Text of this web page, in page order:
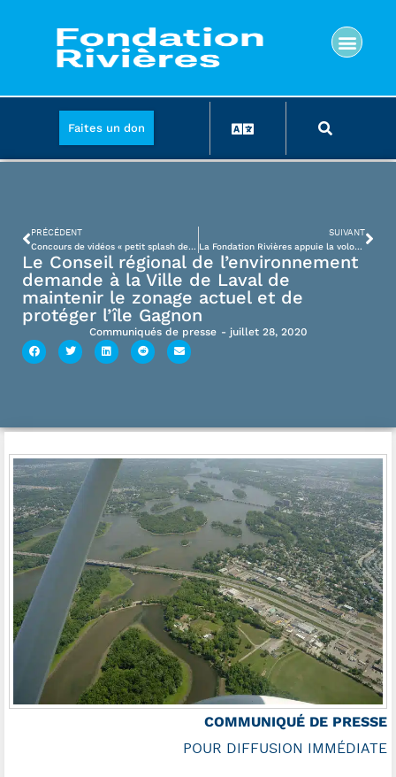
Faites un don
PRÉCÉDENT
Concours de vidéos « petit splash deviendra GRAND! »
SUIVANT
La Fondation Rivières appuie la volonté des citoyens de protéger l’Île Gagnon
Le Conseil régional de l’environnement
demande à la Ville de Laval de
maintenir le zonage actuel et de
protéger l’île Gagnon
Communiqués de presse - juillet 28, 2020
COMMUNIQUÉ DE PRESSE
POUR DIFFUSION IMMÉDIATE